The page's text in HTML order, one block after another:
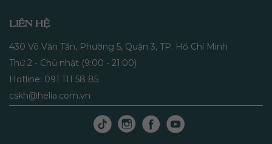
LIÊN HỆ
430 Võ Văn Tần, Phường 5, Quận 3, TP. Hồ Chí Minh
Thứ 2 - Chủ nhật (9:00 - 21:00)
Hotline: 091 111 58 85
cskh@helia.com.vn